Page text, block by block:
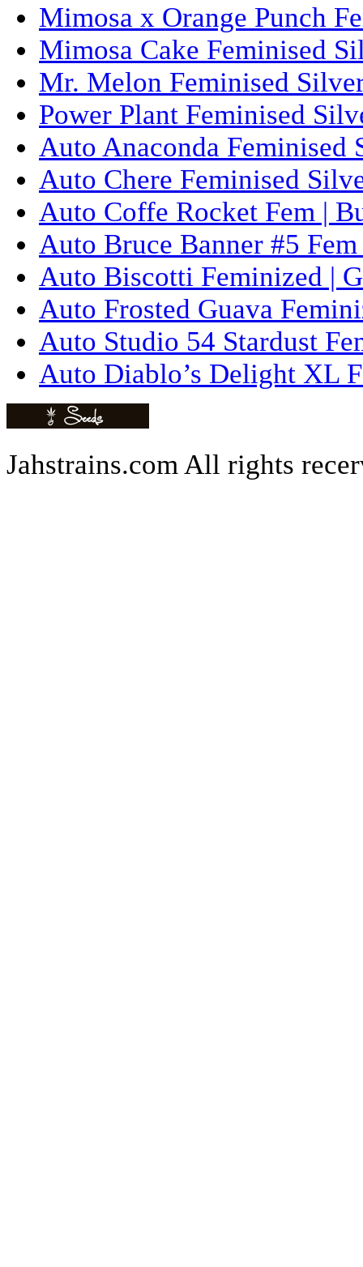
Mimosa x Orange Punch
Mimosa Cake Feminised
Mr. Melon Feminised
Power Plant Feminised
Auto Anaconda Feminised
Auto Chere Feminised
Auto Coffe Rocket Fem |
Auto Bruce Banner #5
Auto Biscotti Feminized |
Auto Frosted Guava
Auto Studio 54 Stardust
Auto Diablo’s Delight XL
Jahstrains.comAll rights